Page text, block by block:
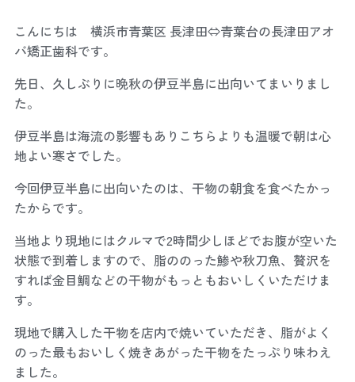
こんにちは 横浜市青葉区 長津田⇔青葉台の長津田アオ
バ矯正歯科です。
先日、久しぶりに晩秋の伊豆半島に出向いてまいりまし
た。
伊豆半島は海流の影響もありこちらよりも温暖で朝は心
地よい寒さでした。
今回伊豆半島に出向いたのは、干物の朝食を食べたかっ
たからです。
当地より現地にはクルマで2時間少しほどでお腹が空いた
状態で到着しますので、脂ののった鯵や秋刀魚、贅沢を
すれば金目鯛などの干物がもっともおいしくいただけま
す。
現地で購入した干物を店内で焼いていただき、脂がよく
のった最もおいしく焼きあがった干物をたっぷり味わえ
ました。